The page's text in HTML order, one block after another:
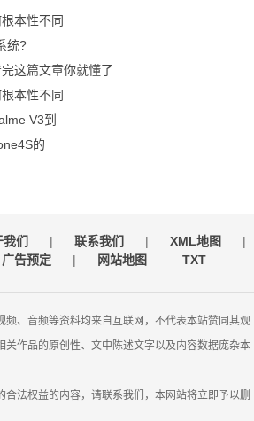
本性不同
统?
这篇文章你就懂了
本性不同
V3到
的
我们 | 联系我们 | XML地图
|
广告预定 | 网站地图 TXT
频、音频等资料均来自互联网，不代表本站赞同其观
关作品的原创性、文中陈述文字以及内容数据庞杂本
合法权益的内容，请联系我们，本网站将立即予以删